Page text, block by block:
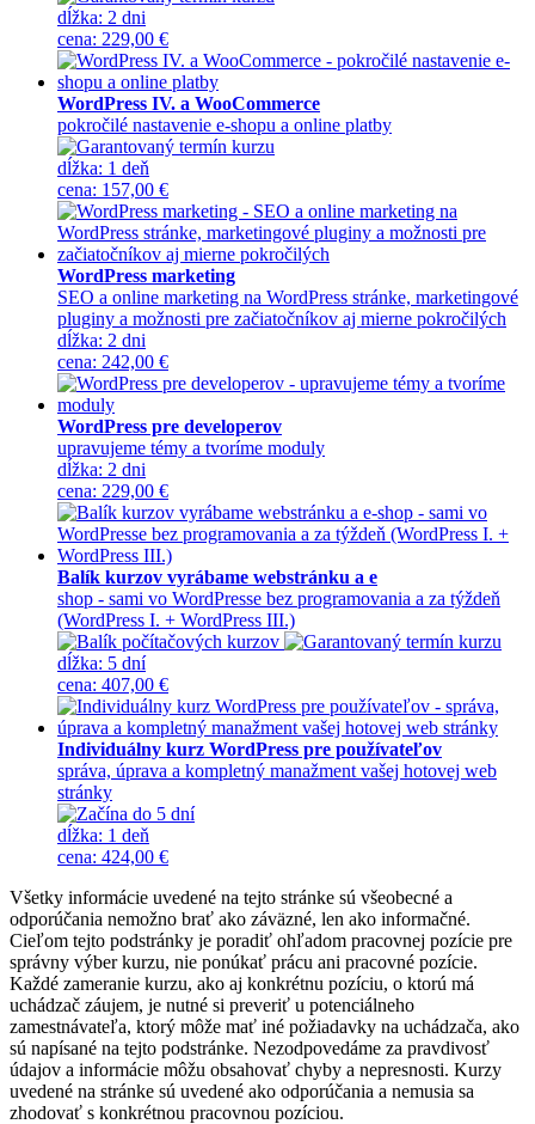
dĺžka: 2 dni
cena: 229,00 €
WordPress IV. a WooCommerce
pokročilé nastavenie e-shopu a online platby
dĺžka: 1 deň
cena: 157,00 €
WordPress marketing
SEO a online marketing na WordPress stránke, marketingové
pluginy a možnosti pre začiatočníkov aj mierne pokročilých
dĺžka: 2 dni
cena: 242,00 €
WordPress pre developerov
upravujeme témy a tvoríme moduly
dĺžka: 2 dni
cena: 229,00 €
Balík kurzov vyrábame webstránku a e
shop - sami vo WordPresse bez programovania a za týždeň
(WordPress I. + WordPress III.)
dĺžka: 5 dní
cena: 407,00 €
Individuálny kurz WordPress pre používateľov
správa, úprava a kompletný manažment vašej hotovej web
stránky
dĺžka: 1 deň
cena: 424,00 €
Všetky informácie uvedené na tejto stránke sú všeobecné a
odporúčania nemožno brať ako záväzné, len ako informačné.
Cieľom tejto podstránky je poradiť ohľadom pracovnej pozície pre
správny výber kurzu, nie ponúkať prácu ani pracovné pozície.
Každé zameranie kurzu, ako aj konkrétnu pozíciu, o ktorú má
uchádzač záujem, je nutné si preveriť u potenciálneho
zamestnávateľa, ktorý môže mať iné požiadavky na uchádzača, ako
sú napísané na tejto podstránke. Nezodpovedáme za pravdivosť
údajov a informácie môžu obsahovať chyby a nepresnosti. Kurzy
uvedené na stránke sú uvedené ako odporúčania a nemusia sa
zhodovať s konkrétnou pracovnou pozíciou.